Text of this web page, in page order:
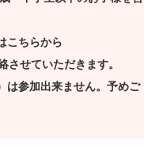
こちらから
させていただきます。
は参加出来ません。予めご